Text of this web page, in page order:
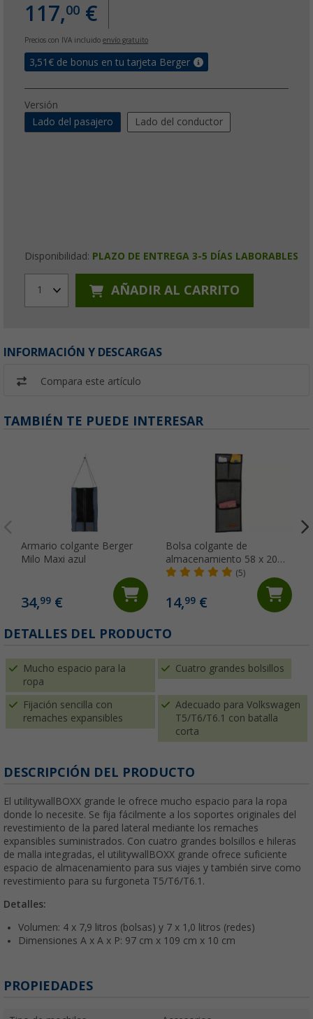
117,00 €
Precios con IVA incluido envío gratuito
3,51 € de bonus en tu tarjeta Berger
Versión
Lado del pasajero
Lado del conductor
Disponibilidad: PLAZO DE ENTREGA 3-5 DÍAS LABORABLES
1 AÑADIR AL CARRITO
INFORMACIÓN Y DESCARGAS
Compara este artículo
TAMBIÉN TE PUEDE INTERESAR
Armario colgante Berger
Milo Maxi azul
34,99 €
Bolsa colgante de
almacenamiento 58 x 20
cm negra Milo Basic Berger
(5)
14,99€
DETALLES DEL PRODUCTO
Mucho espacio para la
ropa
Cuatro grandes bolsillos
Fijación sencilla con
remaches expansibles
Adecuado para Volkswagen
T5/T6/T6.1 con batalla
corta
DESCRIPCIÓN DEL PRODUCTO
El utilitywallBOXX grande le ofrece mucho espacio para la ropa
donde lo necesite. Se fija fácilmente a los soportes originales del
revestimiento de la pared lateral mediante los remaches
expansibles suministrados. Con cuatro grandes bolsillos e hileras
de malla integradas, el utilitywallBOXX grande ofrece suficiente
espacio de almacenamiento para sus viajes y también sirve como
revestimiento para su furgoneta T5/T6/T6.1.
Detalles:
Volumen: 4 x 7,9 litros (bolsas) y 7 x 1,0 litros (redes)
Dimensiones A x A x P: 97 cm x 109 cm x 10 cm
PROPIEDADES